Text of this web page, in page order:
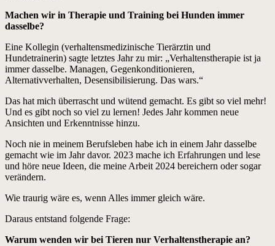
Machen wir in Therapie und Training bei Hunden immer
dasselbe?
Eine Kollegin (verhaltensmedizinische Tierärztin und
Hundetrainerin) sagte letztes Jahr zu mir: „Verhaltenstherapie ist ja
immer dasselbe. Managen, Gegenkonditionieren,
Alternativverhalten, Desensibilisierung. Das wars.“
Das hat mich überrascht und wütend gemacht. Es gibt so viel mehr!
Und es gibt noch so viel zu lernen! Jedes Jahr kommen neue
Ansichten und Erkenntnisse hinzu.
Noch nie in meinem Berufsleben habe ich in einem Jahr dasselbe
gemacht wie im Jahr davor. 2023 mache ich Erfahrungen und lese
und höre neue Ideen, die meine Arbeit 2024 bereichern oder sogar
verändern.
Wie traurig wäre es, wenn Alles immer gleich wäre.
Daraus entstand folgende Frage:
Warum wenden wir bei Tieren nur Verhaltenstherapie an?